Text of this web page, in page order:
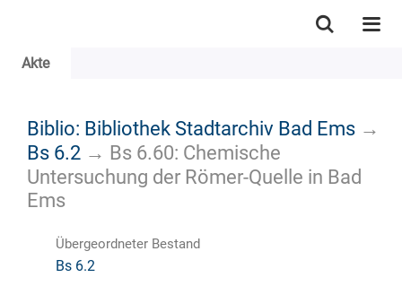
Akte
Biblio: Bibliothek Stadtarchiv Bad Ems →
Bs 6.2 → Bs 6.60: Chemische
Untersuchung der Römer-Quelle in Bad
Ems
Übergeordneter Bestand
Bs 6.2